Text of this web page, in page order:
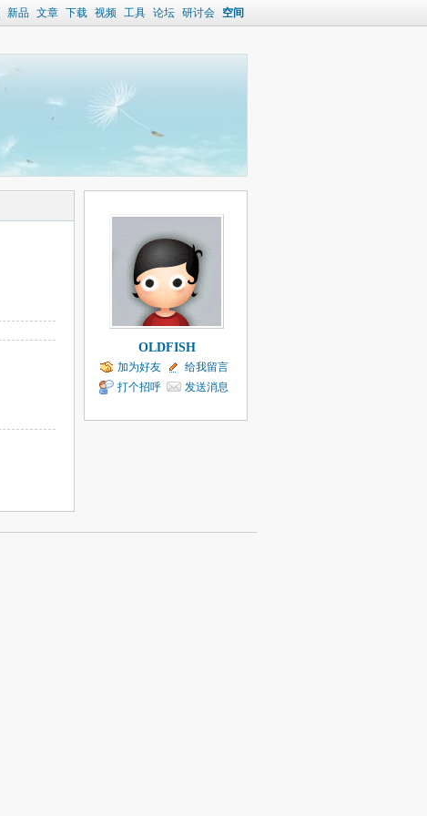
新品 文章 下载 视频 工具 论坛 研讨会 空间
OLDFISH
加为好友
给我留言
打个招呼
发送消息